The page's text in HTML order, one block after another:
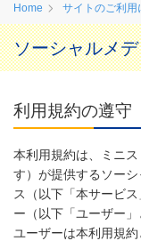
Home サイトのご利用
ソーシャルメ
利用規約の遵守
本利用規約は、ミニ
す）が提供するソー
ス（以下「本サービ
ー（以下「ユーザー
ユーザーは本利用規